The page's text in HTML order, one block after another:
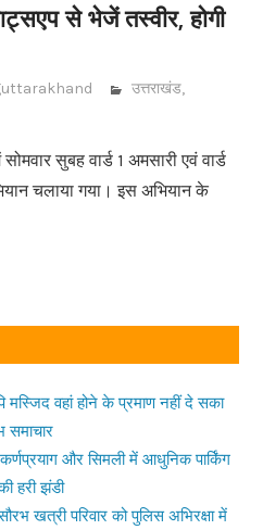
से भेजें तस्वीर, होगी
उत्तराखंड,
सुबह वार्ड 1 अमसारी एवं वार्ड
चलाया गया। इस अभियान के
मस्जिद वहां होने के प्रमाण नहीं दे सका
समाचार
और सिमली में आधुनिक पार्किंग
हरी झंडी
खत्री परिवार को पुलिस अभिरक्षा में